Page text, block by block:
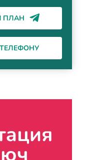
ПЛАН